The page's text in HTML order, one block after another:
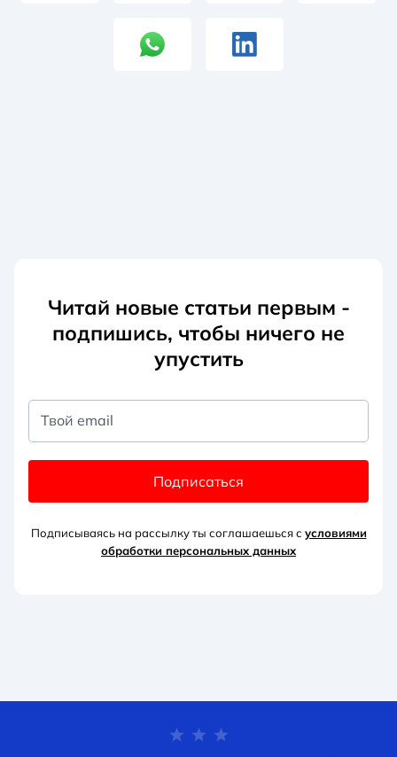
Читай новые статьи первым -
подпишись, чтобы ничего не
упустить
Твой email
Подписаться
Подписываясь на рассылку ты соглашаешься с условиями
обработки персональных данных